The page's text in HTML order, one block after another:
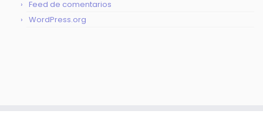
Feed de comentarios
WordPress.org